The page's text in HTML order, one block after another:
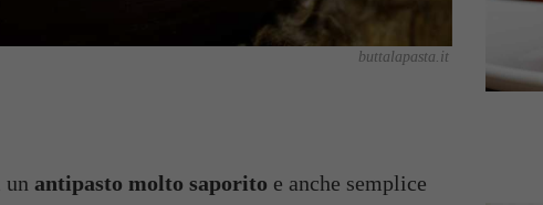
buttalapasta.it
un antipasto molto saporito e anche semplice